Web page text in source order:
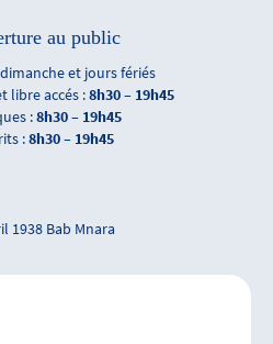
au public
et jours fériés
libre accés :8h30 – 19h45
:8h30 – 19h45
:8h30 – 19h45
1938 Bab Mnara